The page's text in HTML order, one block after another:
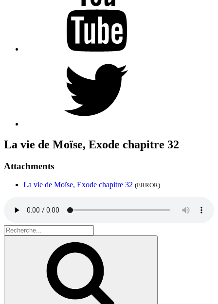
La vie de Moïse, Exode chapitre 32
Attachments
La vie de Moïse, Exode chapitre 32 (ERROR)
Search
for: